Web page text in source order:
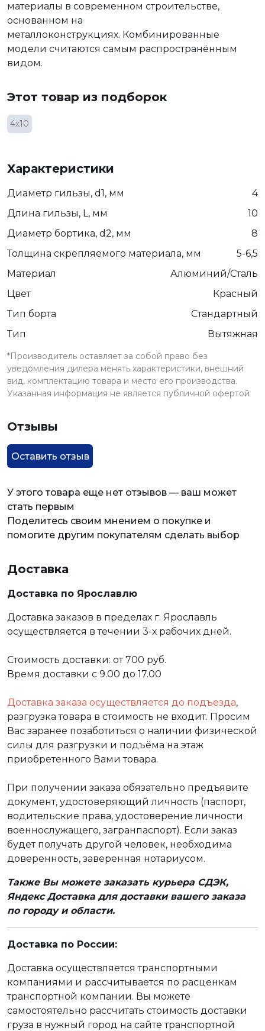
материалы в современном строительстве,
основанном на
металлоконструкциях. Комбинированные
модели считаются самым распространённым
видом.
Этот товар из подборок
4х10
Характеристики
Диаметр гильзы, d1, мм
4
Длина гильзы, L, мм
10
Диаметр бортика, d2, мм
8
Толщина скрепляемого материала, мм
5-6,5
Материал
Алюминий/Сталь
Цвет
Красный
Тип борта
Стандартный
Тип
Вытяжная
*Производитель оставляет за собой право без
уведомления дилера менять характеристики, внешний
вид, комплектацию товара и место его производства.
Указанная информация не является публичной офертой
Отзывы
Оставить отзыв
У этого товара еще нет отзывов — ваш может
стать первым
Поделитесь своим мнением о покупке и
помогите другим покупателям сделать выбор
Доставка
Доставка по Ярославлю
Доставка заказов в пределах г. Ярославль
осуществляется в течении 3-х рабочих дней.
Стоимость доставки: от 700 руб.
Время доставки с 9.00 до 17.00
Доставка заказа осуществляется до подъезда,
разгрузка товара в стоимость не входит. Просим
Вас заранее позаботиться о наличии физической
силы для разгрузки и подъёма на этаж
приобретенного Вами товара.
При получении заказа обязательно предъявите
документ, удостоверяющий личность (паспорт,
водительские права, удостоверение личности
военнослужащего, загранпаспорт). Если заказ
будет получать другой человек, необходима
доверенность, заверенная нотариусом.
Также Вы можете заказать курьера СДЭК,
Яндекс Доставка для доставки вашего заказа
по городу и области.
Доставка по России:
Доставка осуществляется транспортными
компаниями и рассчитывается по расценкам
транспортной компании. Вы можете
самостоятельно рассчитать стоимость доставки
груза в нужный город на сайте транспортной